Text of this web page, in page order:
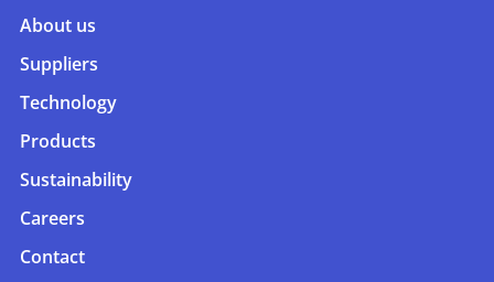
About us
Suppliers
Technology
Products
Sustainability
Careers
Contact